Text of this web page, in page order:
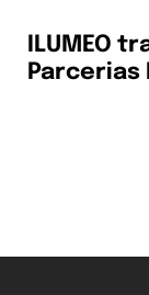
ILUMEO